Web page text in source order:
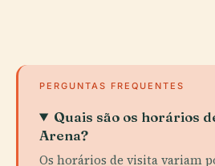
PERGUNTAS FREQUENTES
Quais são os horários
Arena?
Os horários de visita variam